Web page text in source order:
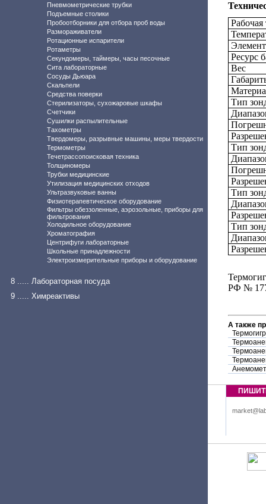
Пневмометрические трубки
Подъемные столики
Пробоотборники для отбора проб воды
Размораживатели
Ротационные испарители
Ротаметры
Секундомеры, таймеры, часы песочные
Сита лабораторные
Сосуды Дьюара
Скальпели
Средства поверки
Стерилизаторы, сухожаровые шкафы
Счетчики
Сушилки распылительные
Тахометры
Твердомеры, разрывные машины, меры твердости
Термометры
Течетрассопоисковая техника
Толщиномеры
Трубки медицинские
Утилизация медицинских отходов
Ультразвуковые ванны
Физиотерапевтическое оборудование
Фильтры обеззоленные, аэрозольные, приборы для
фильтрования
Холодильное оборудование
Хроматография
Центрифуги лабораторные
Школьные принадлежности
Электроизмерительные приборы и оборудование
8 ..... Лабораторная посуда
9 ..... Химреактивы
Рабочая
Ресурс
Вес
Тип
Тип
Тип
Тип
РФ №
А также